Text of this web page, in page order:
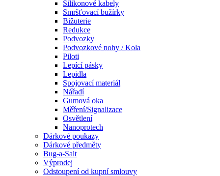
Silikonové kabely
Smršťovací bužírky
Bižuterie
Redukce
Podvozky
Podvozkové nohy / Kola
Piloti
Lepící pásky
Lepidla
Spojovací materiál
Nářadí
Gumová oka
Měření/Signalizace
Osvětlení
Nanoprotech
Dárkové poukazy
Dárkové předměty
Bug-a-Salt
Výprodej
Odstoupení od kupní smlouvy